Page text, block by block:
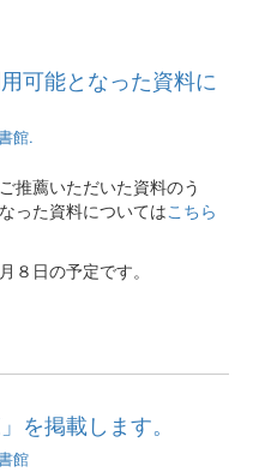
可能となった資料に
館.
推薦いただいた資料のう
った資料についてはこちら
８日の予定です。
を掲載します。
館